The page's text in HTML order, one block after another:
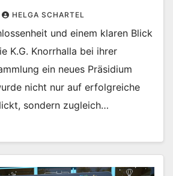
HELGA SCHARTEL
und einem klaren Blick
K.G. Knorrhalla bei ihrer
ein neues Präsidium
nicht nur auf erfolgreiche
sondern zugleich…